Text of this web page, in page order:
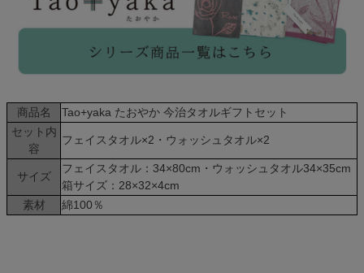
商品名
Tao+yaka たおやか 今治タオルギフトセット
セット内
容
フェイスタオル×2・ウォッシュタオル×2
サイズ
フェイスタオル：34×80cm・ウォッシュタオル34×35cm
箱サイズ：28×32×4cm
素材
綿100％